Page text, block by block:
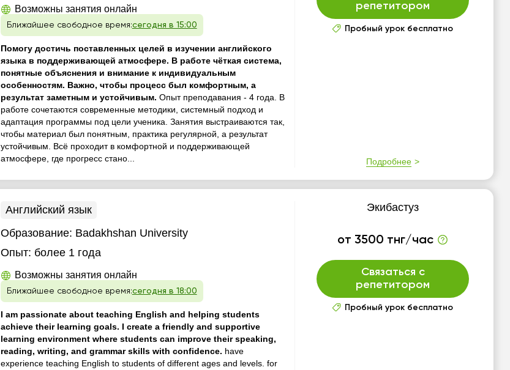
Возможны занятия онлайн
Ближайшее свободное время:сегодня в 15:00
Помогу достичь поставленных целей в изучении английского
языка в поддерживающей атмосфере. В работе чёткая система,
понятные объяснения и внимание к индивидуальным
особенностям. Важно, чтобы процесс был комфортным, а
результат заметным и устойчивым. Опыт преподавания - 4 года. В
работе сочетаются современные методики, системный подход и
адаптация программы под цели ученика. Занятия выстраиваются так,
чтобы материал был понятным, практика регулярной, а результат
устойчивым. Всё проходит в комфортной и поддерживающей
атмосфере, где прогресс стано...
репетитором
Пробный урок бесплатно
Подробнее
Английский язык
Образование: Badakhshan University
Опыт: более 1 года
Возможны занятия онлайн
Ближайшее свободное время:сегодня в 18:00
I am passionate about teaching English and helping students
achieve their learning goals. I create a friendly and supportive
learning environment where students can improve their speaking,
reading, writing, and grammar skills with confidence. have
experience teaching English to students of different ages and levels. for
Экибастуз
от 3500 тнг/час
Связаться с
репетитором
Пробный урок бесплатно